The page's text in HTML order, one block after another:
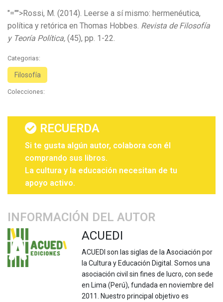
"="">Rossi, M. (2014). Leerse a sí mismo: hermenéutica,
política y retórica en Thomas Hobbes. Revista de Filosofía
y Teoría Política, (45), pp. 1-22.
Categorias:
Filosofía
Colecciones:
RECUERDA
Si te gusta algún autor, colabora con él
comprando sus libros.
La cultura y la educación necesitan de tu
apoyo activo.
INFORMACIÓN DEL AUTOR
ACUEDI
ACUEDI son las siglas de la Asociación por
la Cultura y Educación Digital. Somos una
asociación civil sin fines de lucro, con sede
en Lima (Perú), fundada en noviembre del
2011. Nuestro principal objetivo es